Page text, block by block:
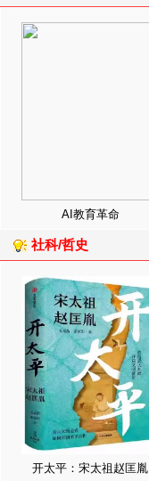
AI教育革命
社科/哲史
开太平：宋太祖赵匡胤